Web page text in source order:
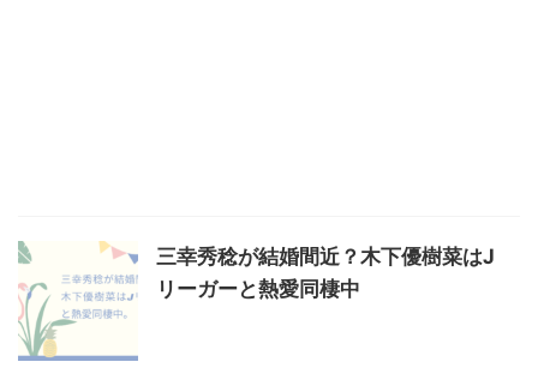
三幸秀稔が結婚間近？木下優樹菜はJ
リーガーと熱愛同棲中